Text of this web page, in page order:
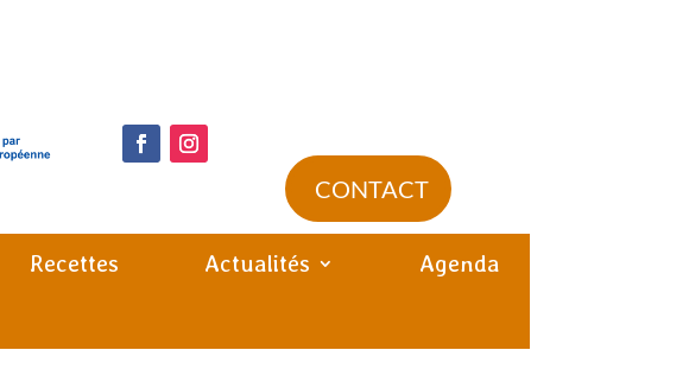
CONTACT
Recettes Actualités
Agenda